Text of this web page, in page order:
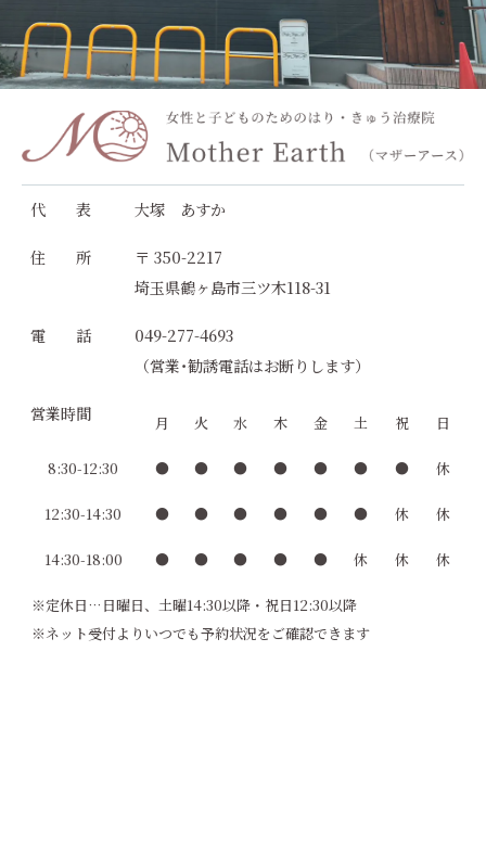
代 表 大塚 あすか
住 所
〒 350-2217
埼玉県鶴ヶ島市三ツ木118-31
電 話
049-277-4693
（営業･勧誘電話はお断りします）
営業時間 月 火 水 木 金 土 祝 日
8:30-12:30 ● ● ● ● ● ● ● 休
12:30-14:30 ● ● ● ● ● ● 休 休
14:30-18:00 ● ● ● ● ● 休 休 休
※定休日…日曜日、土曜14:30以降・祝日12:30以降
※ネット受付よりいつでも予約状況をご確認できます